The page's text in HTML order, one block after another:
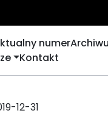
numer
Kontakt
12-31